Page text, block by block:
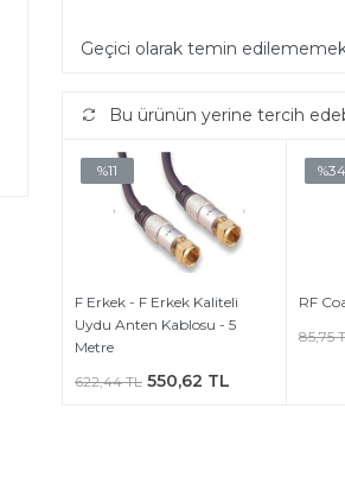
Geçici olarak temin
Bu ürünün yerine tercih
%11
F Erkek - F Erkek Kaliteli
Uydu Anten Kablosu - 5
Metre
622,44 TL 550,62 TL
%34
RF
85,75